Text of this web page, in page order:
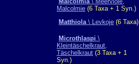
Malcolmie (6 Taxa + 1 Syn.)
Matthiola\ Levkoje (6 Taxa)
Microthlaspi \
Kleintäschelkraut,
Täschelkraut (3 Taxa + 1
Syn.)